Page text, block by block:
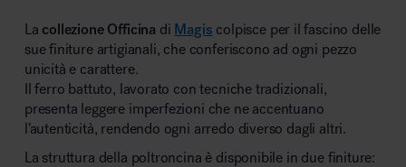
La collezione Officina di Magis colpisce per il fascino delle
sue finiture artigianali, che conferiscono ad ogni pezzo
unicità e carattere.
Il ferro battuto, lavorato con tecniche tradizionali,
presenta leggere imperfezioni che ne accentuano
l’autenticità, rendendo ogni arredo diverso dagli altri.
La struttura della poltroncina è disponibile in due finiture: